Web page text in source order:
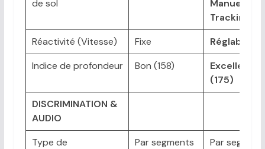
de sol
Manuelle,
Tracking
Réactivité (Vitesse)
Fixe
Réglable
Indice de profondeur
Bon (158)
Excellent
(175)
DISCRIMINATION &
AUDIO
Type de
Par segments
Par